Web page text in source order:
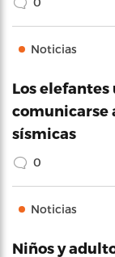
Noticias
Los
comunicarse
sísmicas
0
Noticias
Niños y